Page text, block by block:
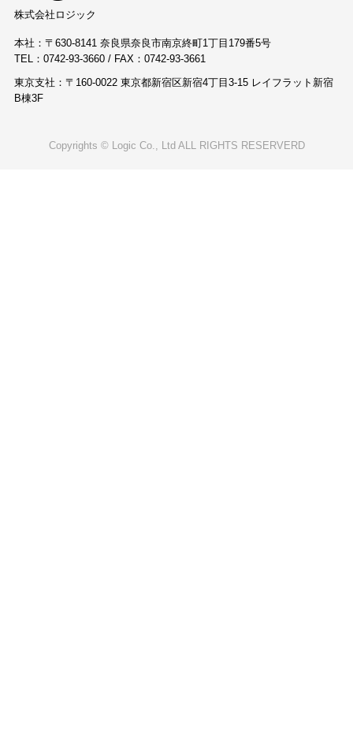
株式会社ロジック
本社：〒630-8141 奈良県奈良市南京終町1丁目179番5号
TEL：0742-93-3660 / FAX：0742-93-3661
東京支社：〒160-0022 東京都新宿区新宿4丁目3-15 レイフラット新宿
B棟3F
Copyrights © Logic Co., Ltd ALL RIGHTS RESERVERD